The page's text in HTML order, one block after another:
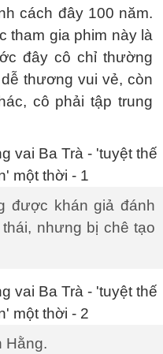
cách đây 100 năm.
tham gia phim này là
đây cô chỉ thường
thương vui vẻ, còn
cô phải tập trung
được khán giả đánh
nhưng bị chê tạo
Hằng.